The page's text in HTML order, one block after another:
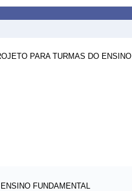
PARA TURMAS DO ENSINO
FUNDAMENTAL